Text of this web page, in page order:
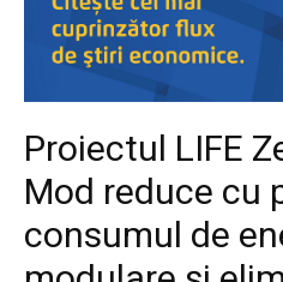
Proiectul LIFE
Mod reduce cu
consumul de